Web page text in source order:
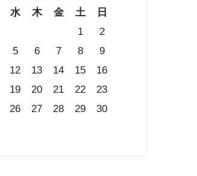
水 木 金 土
日
1
2
5 6 7 8
9
12 13 14 15
16
19 20 21 22
23
26 27 28 29
30